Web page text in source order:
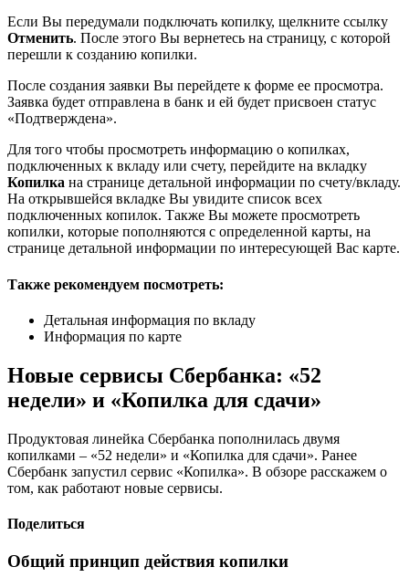
Если Вы передумали подключать копилку, щелкните ссылку
Отменить. После этого Вы вернетесь на страницу, с которой
перешли к созданию копилки.
После создания заявки Вы перейдете к форме ее просмотра.
Заявка будет отправлена в банк и ей будет присвоен статус
«Подтверждена».
Для того чтобы просмотреть информацию о копилках,
подключенных к вкладу или счету, перейдите на вкладку
Копилка на странице детальной информации по счету/вкладу.
На открывшейся вкладке Вы увидите список всех
подключенных копилок. Также Вы можете просмотреть
копилки, которые пополняются с определенной карты, на
странице детальной информации по интересующей Вас карте.
Также рекомендуем посмотреть:
Детальная информация по вкладу
Информация по карте
Новые сервисы Сбербанка: «52
недели» и «Копилка для сдачи»
Продуктовая линейка Сбербанка пополнилась двумя
копилками – «52 недели» и «Копилка для сдачи». Ранее
Сбербанк запустил сервис «Копилка». В обзоре расскажем о
том, как работают новые сервисы.
Поделиться
Общий принцип действия копилки